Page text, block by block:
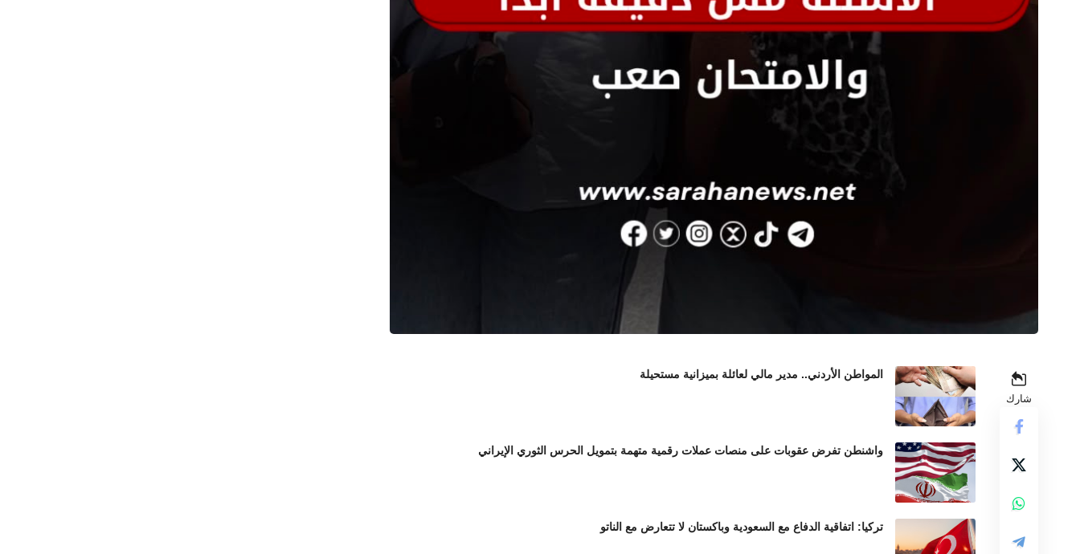
شارك
المواطن الأردني.. مدير مالي لعائلة بميزانية مستحيلة
واشنطن تفرض عقوبات على منصات عملات رقمية متهمة بتمويل الحرس الثوري الإيراني
تركيا: اتفاقية الدفاع مع السعودية وباكستان لا تتعارض مع الناتو